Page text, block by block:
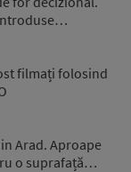
introduse…
filmați folosind
Arad. Aproape
o suprafață…